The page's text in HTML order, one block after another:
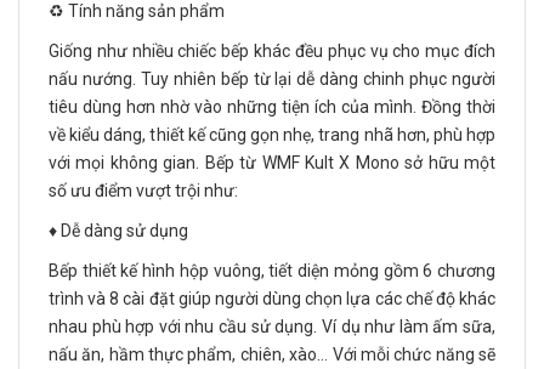
♻️ Tính năng sản phẩm
Giống như nhiều chiếc bếp khác đều phục vụ cho mục đích
nấu nướng. Tuy nhiên bếp từ lại dễ dàng chinh phục người
tiêu dùng hơn nhờ vào những tiện ích của mình. Đồng thời
về kiểu dáng, thiết kế cũng gọn nhẹ, trang nhã hơn, phù hợp
với mọi không gian. Bếp từ WMF Kult X Mono sở hữu một
số ưu điểm vượt trội như:
♦️ Dễ dàng sử dụng
Bếp thiết kế hình hộp vuông, tiết diện mỏng gồm 6 chương
trình và 8 cài đặt giúp người dùng chọn lựa các chế độ khác
nhau phù hợp với nhu cầu sử dụng. Ví dụ như làm ấm sữa,
nấu ăn, hầm thực phẩm, chiên, xào… Với mỗi chức năng sẽ